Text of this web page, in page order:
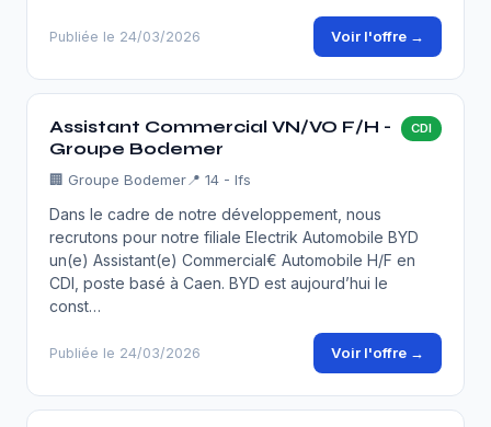
Publiée le 24/03/2026 Voir l'offre →
Assistant Commercial VN/VO F/H -
Groupe Bodemer
CDI
🏢 Groupe Bodemer📍 14 - Ifs
Dans le cadre de notre développement, nous
recrutons pour notre filiale Electrik Automobile BYD
un(e) Assistant(e) Commercial€ Automobile H/F en
CDI, poste basé à Caen. BYD est aujourd’hui le
const…
Publiée le 24/03/2026 Voir l'offre →